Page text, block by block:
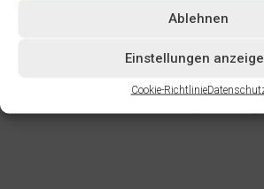
Ablehnen
Einstellungen
Cookie-Richtlinie
Stahlfasern investiert die BILSTEIN
2023 wird die Produktion hochgefahren.
Bauteil-Erprobungen sind entsprechende